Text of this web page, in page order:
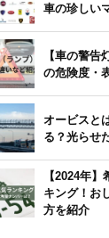
車の珍しい
【車の警告
の危険度・
オービスと
る？光らせ
【2024年
キング！お
方を紹介